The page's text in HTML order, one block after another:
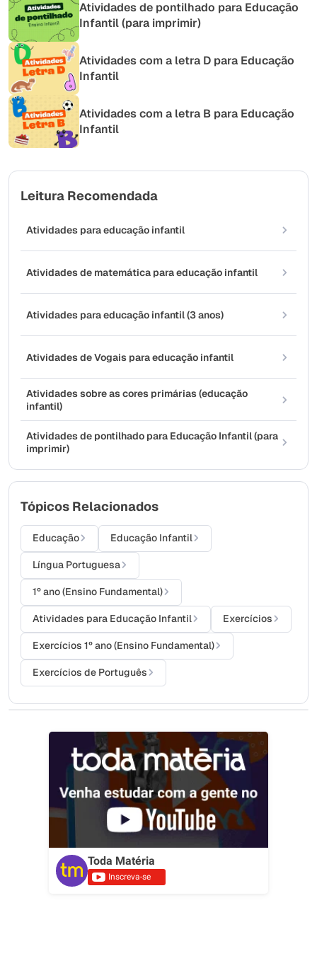
Atividades de pontilhado para Educação
Infantil (para imprimir)
Atividades com a letra D para Educação
Infantil
Atividades com a letra B para Educação
Infantil
Leitura Recomendada
Atividades para educação infantil
Atividades de matemática para educação infantil
Atividades para educação infantil (3 anos)
Atividades de Vogais para educação infantil
Atividades sobre as cores primárias (educação
infantil)
Atividades de pontilhado para Educação Infantil (para
imprimir)
Tópicos Relacionados
Educação Educação Infantil
Língua Portuguesa
1º ano (Ensino Fundamental)
Atividades para Educação Infantil Exercícios
Exercícios 1º ano (Ensino Fundamental)
Exercícios de Português
Toda Matéria
Inscreva-se